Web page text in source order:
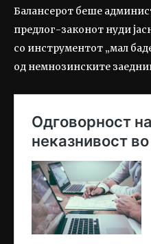
Балансерот беше
предлог-законот нуди
со инструментот „мал
од немнозинските